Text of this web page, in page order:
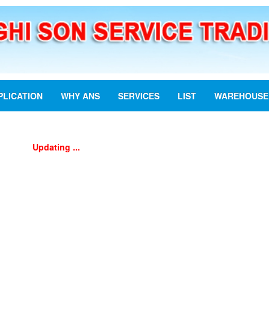
WHY ANS SERVICES LIST WAREHOUSE
Updating ...